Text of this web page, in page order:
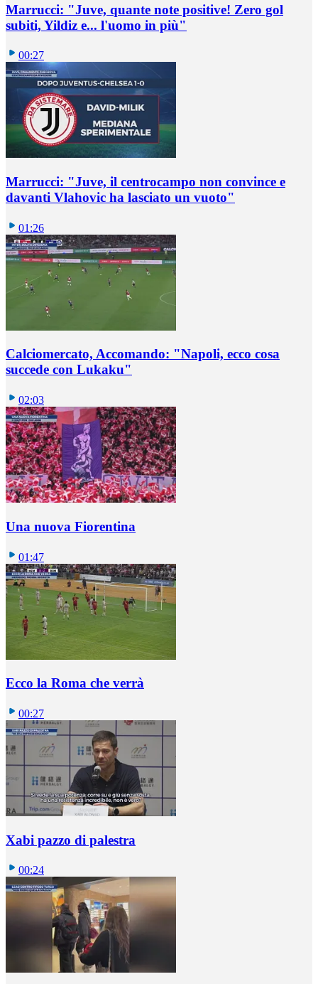
Marrucci: "Juve, quante note positive! Zero gol
subiti, Yildiz e... l'uomo in più"
00:27
Marrucci: "Juve, il centrocampo non convince e
davanti Vlahovic ha lasciato un vuoto"
01:26
Calciomercato, Accomando: "Napoli, ecco cosa
succede con Lukaku"
02:03
Una nuova Fiorentina
01:47
Ecco la Roma che verrà
00:27
Xabi pazzo di palestra
00:24